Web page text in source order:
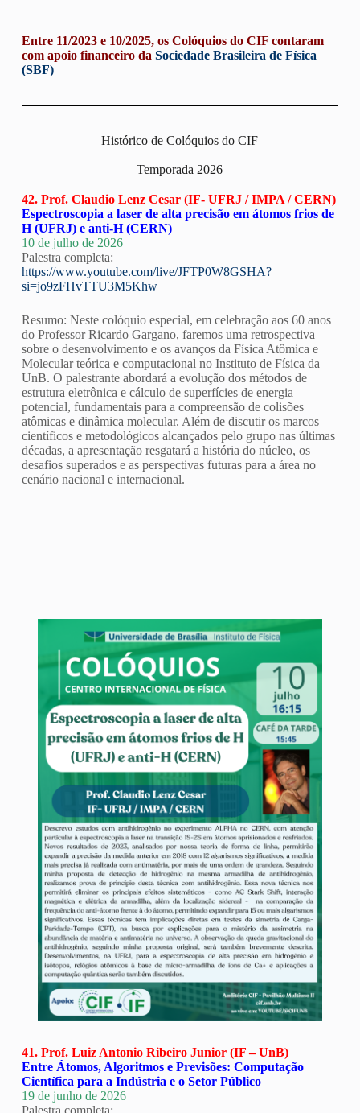
Entre 11/2023 e 10/2025, os Colóquios do CIF contaram
com apoio financeiro da Sociedade Brasileira de Física
(SBF)
Histórico de Colóquios do CIF
Temporada 2026
42. Prof. Claudio Lenz Cesar (IF- UFRJ / IMPA / CERN)
Espectroscopia a laser de alta precisão em átomos frios de
H (UFRJ) e anti-H (CERN)
10 de julho de 2026
Palestra completa:
https://www.youtube.com/live/JFTP0W8GSHA?
si=jo9zFHvTTU3M5Khw
Resumo: Neste colóquio especial, em celebração aos 60 anos
do Professor Ricardo Gargano, faremos uma retrospectiva
sobre o desenvolvimento e os avanços da Física Atômica e
Molecular teórica e computacional no Instituto de Física da
UnB. O palestrante abordará a evolução dos métodos de
estrutura eletrônica e cálculo de superfícies de energia
potencial, fundamentais para a compreensão de colisões
atômicas e dinâmica molecular. Além de discutir os marcos
científicos e metodológicos alcançados pelo grupo nas últimas
décadas, a apresentação resgatará a história do núcleo, os
desafios superados e as perspectivas futuras para a área no
cenário nacional e internacional.
41. Prof. Luiz Antonio Ribeiro Junior (IF – UnB)
Entre Átomos, Algoritmos e Previsões: Computação
Científica para a Indústria e o Setor Público
19 de junho de 2026
Palestra completa: